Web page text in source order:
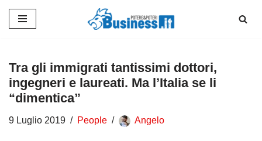
contenuto
Tra gli immigrati tantissimi dottori,
ingegneri e laureati. Ma l’Italia se li
“dimentica”
9 Luglio 2019 People Angelo